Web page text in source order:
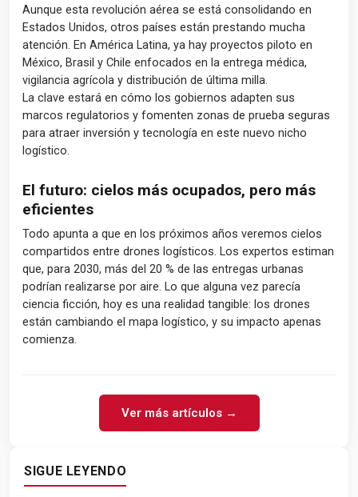
Aunque esta revolución aérea se está consolidando en
Estados Unidos, otros países están prestando mucha
atención. En América Latina, ya hay proyectos piloto en
México, Brasil y Chile enfocados en la entrega médica,
vigilancia agrícola y distribución de última milla.
La clave estará en cómo los gobiernos adapten sus
marcos regulatorios y fomenten zonas de prueba seguras
para atraer inversión y tecnología en este nuevo nicho
logístico.
El futuro: cielos más ocupados, pero más
eficientes
Todo apunta a que en los próximos años veremos cielos
compartidos entre drones logísticos. Los expertos estiman
que, para 2030, más del 20 % de las entregas urbanas
podrían realizarse por aire. Lo que alguna vez parecía
ciencia ficción, hoy es una realidad tangible: los drones
están cambiando el mapa logístico, y su impacto apenas
comienza.
Ver más artículos →
SIGUE LEYENDO